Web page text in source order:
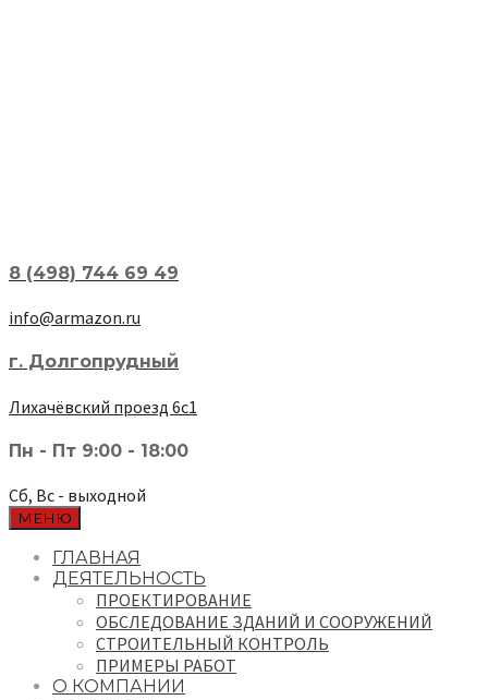
8 (498) 744 69 49
info@armazon.ru
г. Долгопрудный
Лихачёвский проезд 6с1
Пн - Пт 9:00 - 18:00
Сб, Вс - выходной
МЕНЮ
ГЛАВНАЯ
ДЕЯТЕЛЬНОСТЬ
ПРОЕКТИРОВАНИЕ
ОБСЛЕДОВАНИЕ ЗДАНИЙ И СООРУЖЕНИЙ
СТРОИТЕЛЬНЫЙ КОНТРОЛЬ
ПРИМЕРЫ РАБОТ
О КОМПАНИИ